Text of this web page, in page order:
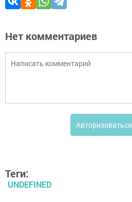
Нет комментариев
Авторизоваться
Теги:
UNDEFINED